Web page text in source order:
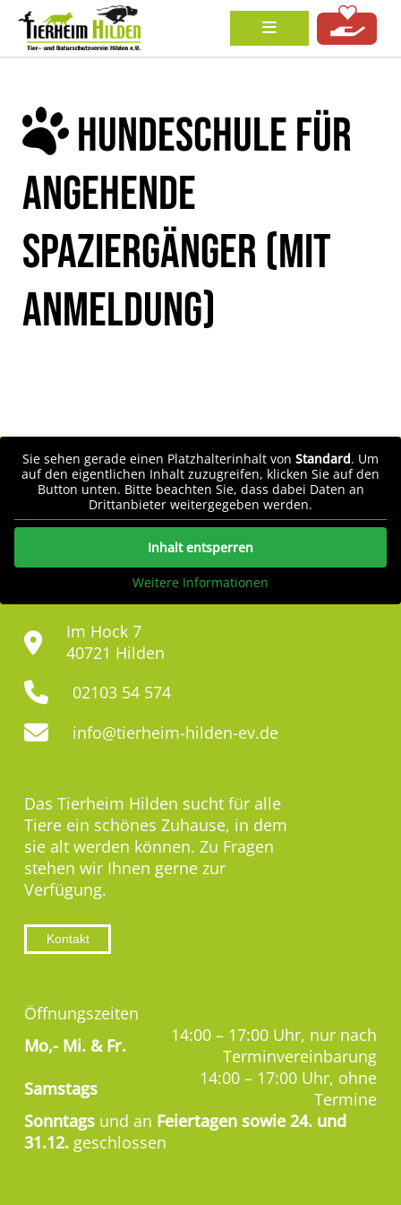
HUNDESCHULE FÜR
ANGEHENDE
SPAZIERGÄNGER (MIT
ANMELDUNG)
Sie sehen gerade einen Platzhalterinhalt von Standard. Um
auf den eigentlichen Inhalt zuzugreifen, klicken Sie auf den
Button unten. Bitte beachten Sie, dass dabei Daten an
Drittanbieter weitergegeben werden.
Inhalt entsperren
Weitere Informationen
Im Hock 7
40721 Hilden
02103 54 574
info@tierheim-hilden-ev.de
Das Tierheim Hilden sucht für alle
Tiere ein schönes Zuhause, in dem
sie alt werden können. Zu Fragen
stehen wir Ihnen gerne zur
Verfügung.
Kontakt
Öffnungszeiten
Mo,- Mi. & Fr.
14:00 – 17:00 Uhr, nur nach
Terminvereinbarung
Samstags
14:00 – 17:00 Uhr, ohne
Termine
Sonntags und an Feiertagen sowie 24. und
31.12. geschlossen